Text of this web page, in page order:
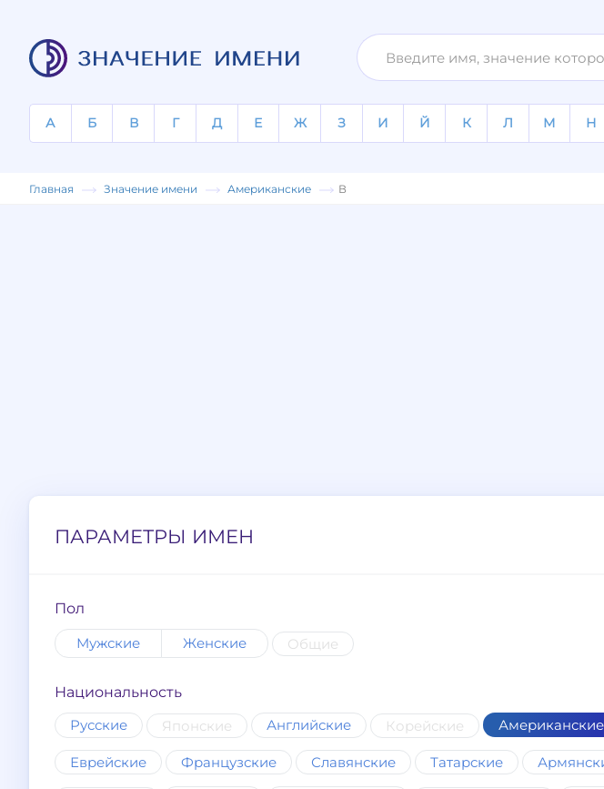
А Б В Г Д Е Ж З И Й К Л М Н
Главная Значение имени Американские В
ПАРАМЕТРЫ ИМЕН
Пол
Мужские
Женские Общие
Национальность
Русские
Японские Английские Корейские Американские
Еврейские Французские Славянские Татарские